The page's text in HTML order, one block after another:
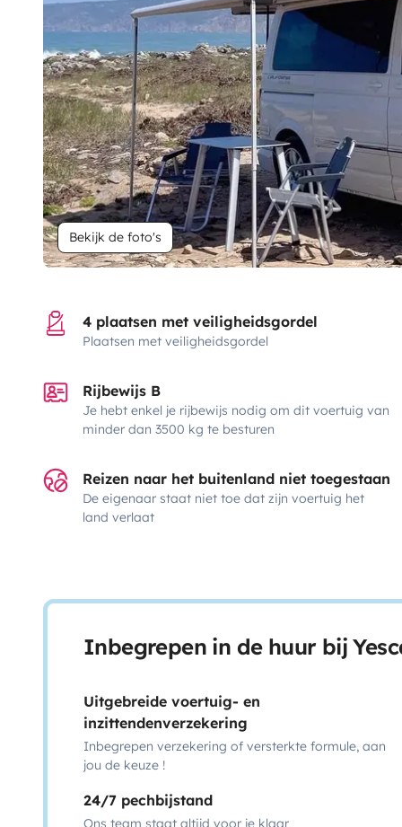
Bekijk de foto's
4 plaatsen met veiligheidsgordel
Plaatsen met veiligheidsgordel
Rijbewijs B
Je hebt enkel je rijbewijs nodig om dit voertuig van
minder dan 3500 kg te besturen
Reizen naar het buitenland niet toegestaan
De eigenaar staat niet toe dat zijn voertuig het
land verlaat
Inbegrepen in de huur bij
Uitgebreide voertuig- en
inzittendenverzekering
Inbegrepen verzekering of versterkte formule, aan
jou de keuze !
24/7 pechbijstand
Ons team staat altijd voor je klaar